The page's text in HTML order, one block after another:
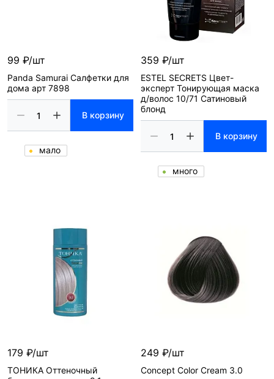
99 ₽/шт
Panda Samurai Салфетки для
дома арт 7898
В корзину
мало
359 ₽/шт
ESTEL SECRETS Цвет-
эксперт Тонирующая маска
д/волос 10/71 Сатиновый
блонд
В корзину
много
179 ₽/шт
ТОНИКА Оттеночный
249 ₽/шт
Concept Color Cream 3.0